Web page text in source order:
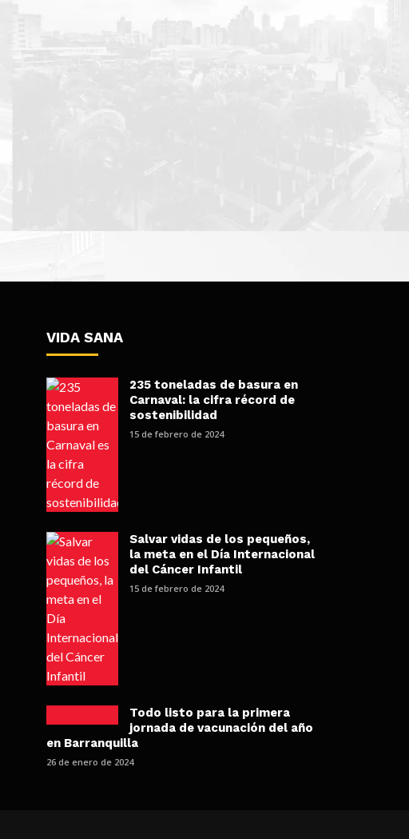
VIDA SANA
235 toneladas de basura en
Carnaval: la cifra récord de
sostenibilidad
15 de febrero de 2024
Salvar vidas de los pequeños,
la meta en el Día Internacional
del Cáncer Infantil
15 de febrero de 2024
Todo listo para la primera
jornada de vacunación del año
en Barranquilla
26 de enero de 2024